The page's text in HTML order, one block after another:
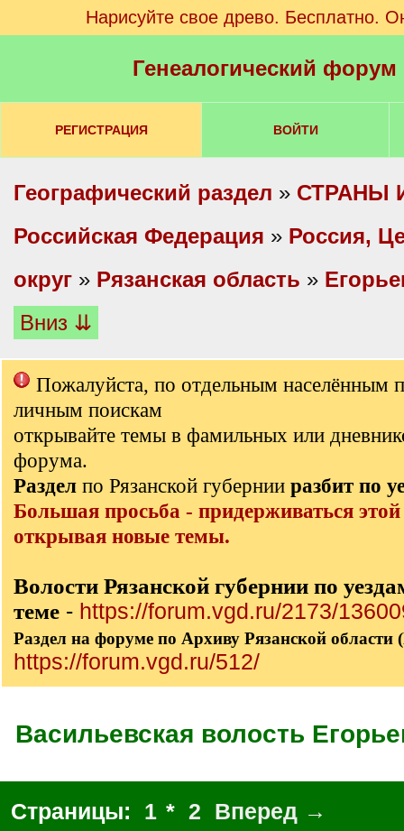
Нарисуйте свое древо. Бесплатно.
Генеалогический
РЕГИСТРАЦИЯ ВОЙТИ
Географический раздел » СТРАНЫ
Российская Федерация » Россия,
округ » Рязанская область »
Вниз ⇊
Пожалуйста, по отдельным населённым
личным поискам
открывайте темы в фамильных или
форума.
Раздел по Рязанской губернии разбит по
Большая просьба - придерживаться
открывая новые темы.
Волости Рязанской губернии по
теме - https://forum.vgd.ru/2173/
Раздел на форуме по Архиву Рязанской
https://forum.vgd.ru/512/
Васильевская волость
Страницы: 1 * 2 Вперед →